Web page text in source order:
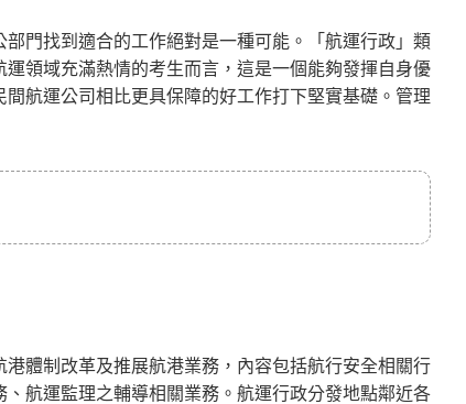
門找到適合的工作絕對是一種可能。「航運行政」類
領域充滿熱情的考生而言，這是一個能夠發揮自身優
航運公司相比更具保障的好工作打下堅實基礎。管理
體制改革及推展航港業務，內容包括航行安全相關行
航運監理之輔導相關業務。航運行政分發地點鄰近各